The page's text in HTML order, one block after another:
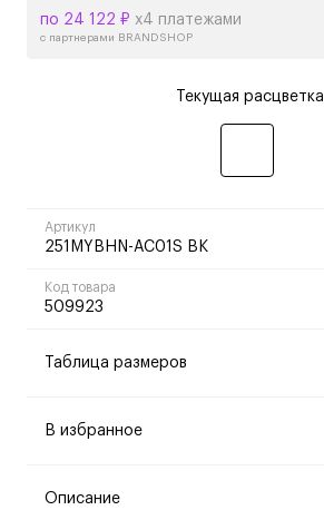
по 24 122 ₽ х4 платежами
с партнерами BRANDSHOP
Текущая расцветка
Артикул
251MYBHN-AC01S BK
Код товара
509923
Таблица размеров
В избранное
Описание